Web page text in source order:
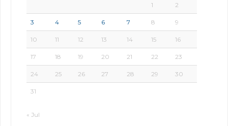
1 2
3 4 5 6 7 8 9
10 11 12 13 14 15 16
17 18 19 20 21 22 23
24 25 26 27 28 29 30
31
« Jul